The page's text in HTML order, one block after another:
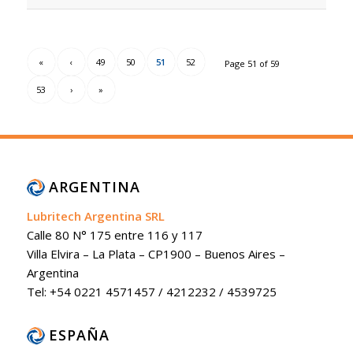
Page 51 of 59
« ‹ 49 50 51 52
53 › »
ARGENTINA
Lubritech Argentina SRL
Calle 80 N° 175 entre 116 y 117
Villa Elvira – La Plata – CP1900 – Buenos Aires –
Argentina
Tel: +54 0221 4571457 / 4212232 / 4539725
ESPAÑA